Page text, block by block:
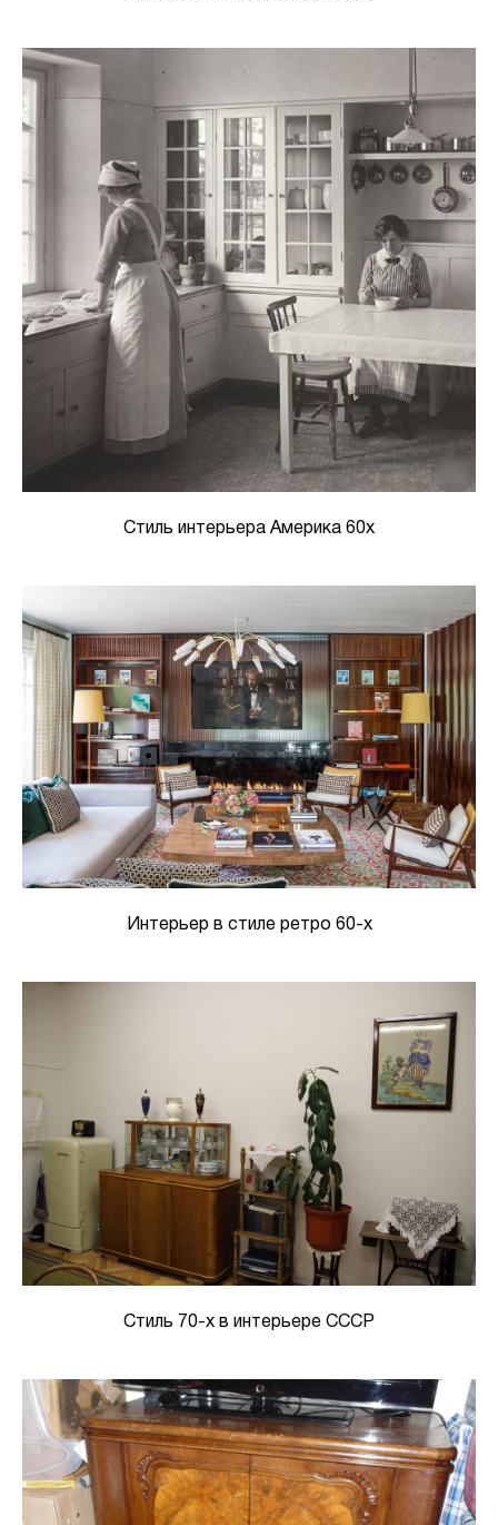
Стиль интерьера Америка 60х
Интерьер в стиле ретро 60-х
Стиль 70-х в интерьере СССР